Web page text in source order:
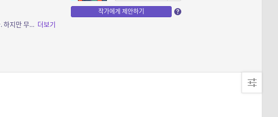
소개: 거대한 초원의 제국을 지배하는 대칸이 쓰러지고, 그 자리를 두고 다투는 대 쿠릴타이와 옥패수탐이 열린다. 하지만 무사히 치러져야 할 대 쿠릴타이와 옥패수탐은 예상 못한 사태를 마주... 더보기
작가에게 제안하기